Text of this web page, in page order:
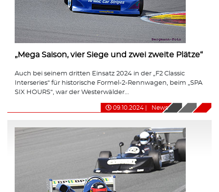
„Mega Saison, vier Siege und zwei zweite Plätze“
Auch bei seinem dritten Einsatz 2024 in der „F2 Classic
Interseries“ für historische Formel-2-Rennwagen, beim „SPA
SIX HOURS“, war der Westerwälder...
09.10.2024 News